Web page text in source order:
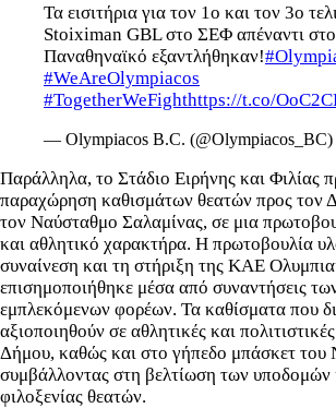
Τα εισιτήρια για τον 1ο και τον 3ο
Stoiximan GBL στο ΣΕΦ απέναντι
Παναθηναϊκό εξαντλήθηκαν!
#WeAreOlympiacos
#TogetherWeFighthttps://t.co/
— Olympiacos B.C. (@Olympiacos_BC)
Παράλληλα, το Στάδιο Ειρήνης και Φιλίας
παραχώρηση καθισμάτων θεατών προς τον
τον Ναύσταθμο Σαλαμίνας, σε μια
και αθλητικό χαρακτήρα. Η πρωτοβουλία
συναίνεση και τη στήριξη της ΚΑΕ
επισημοποιήθηκε μέσα από συναντήσεις
εμπλεκόμενων φορέων. Τα καθίσματα που
αξιοποιηθούν σε αθλητικές και
Δήμου, καθώς και στο γήπεδο μπάσκετ του
συμβάλλοντας στη βελτίωση των
φιλοξενίας θεατών.